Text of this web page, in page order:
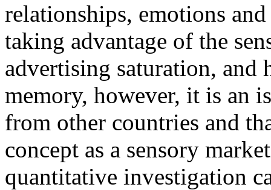
relationships, emotions
taking advantage of the
advertising saturation, and
memory, however, it is an
from other countries and
concept as a sensory
quantitative investigation